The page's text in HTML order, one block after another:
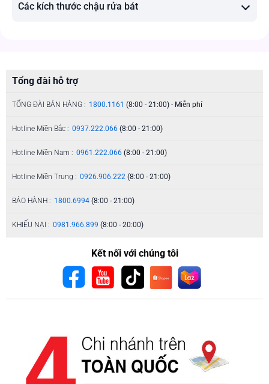
Các kích thước chậu rửa bát
Tổng đài hỗ trợ
TỔNG ĐÀI BÁN HÀNG : 1800.1161 (8:00 - 21:00) - Miễn phí
Hotline Miền Bắc : 0937.222.066 (8:00 - 21:00)
Hotline Miền Nam : 0961.222.066 (8:00 - 21:00)
Hotline Miền Trung : 0926.906.222 (8:00 - 21:00)
BẢO HÀNH : 1800.6994 (8:00 - 21:00)
KHIẾU NẠI : 0981.966.899 (8:00 - 20:00)
Kết nối với chúng tôi